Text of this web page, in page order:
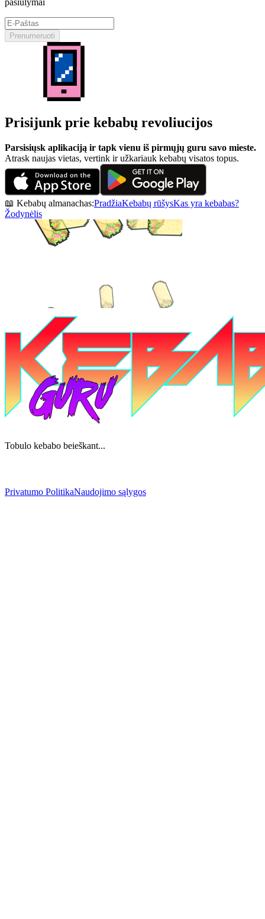
Prenumeruoti
Prisijunk prie kebabų revoliucijos
Parsisiųsk aplikaciją ir tapk vienu iš pirmųjų guru savo mieste.
Atrask naujas vietas, vertink ir užkariauk kebabų visatos topus.
📖 Kebabų almanachas:PradžiaKebabų rūšysKas yra kebabas?
Žodynėlis
Tobulo kebabo beieškant...
Privatumo PolitikaNaudojimo sąlygos